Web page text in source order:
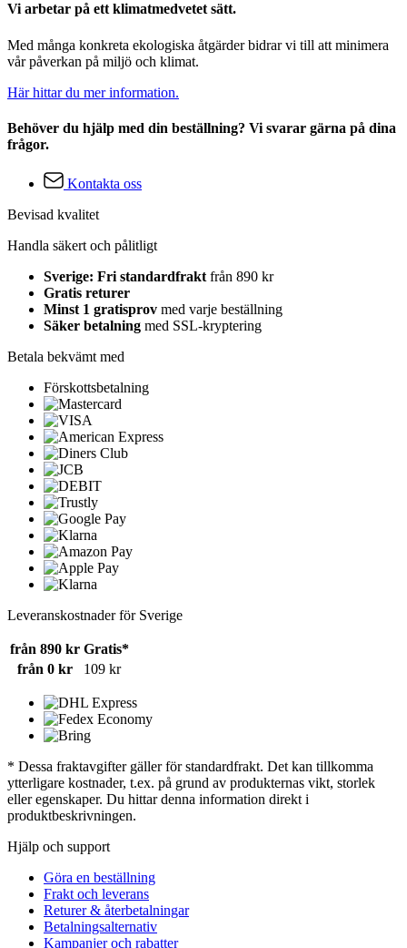
Vi arbetar på ett klimatmedvetet sätt.
Med många konkreta ekologiska åtgärder bidrar vi till att minimera
vår påverkan på miljö och klimat.
Här hittar du mer information.
Behöver du hjälp med din beställning? Vi svarar gärna på dina
frågor.
Kontakta oss
Bevisad kvalitet
Handla säkert och pålitligt
Sverige: Fri standardfrakt från 890 kr
Gratis returer
Minst 1 gratisprov med varje beställning
Säker betalning med SSL-kryptering
Betala bekvämt med
Förskottsbetalning
Leveranskostnader för Sverige
från 890 kr Gratis*
från 0 kr
109 kr
* Dessa fraktavgifter gäller för standardfrakt. Det kan tillkomma
ytterligare kostnader, t.ex. på grund av produkternas vikt, storlek
eller egenskaper. Du hittar denna information direkt i
produktbeskrivningen.
Hjälp och support
Göra en beställning
Frakt och leverans
Returer & återbetalningar
Betalningsalternativ
Kampanjer och rabatter